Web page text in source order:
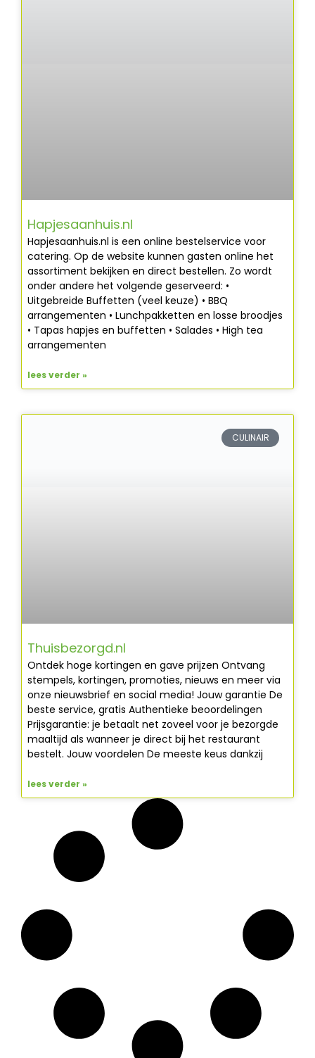
Hapjesaanhuis.nl
Hapjesaanhuis.nl is een online bestelservice voor
catering. Op de website kunnen gasten online het
assortiment bekijken en direct bestellen. Zo wordt
onder andere het volgende geserveerd: •
Uitgebreide Buffetten (veel keuze) • BBQ
arrangementen • Lunchpakketten en losse broodjes
• Tapas hapjes en buffetten • Salades • High tea
arrangementen
lees verder »
CULINAIR
Thuisbezorgd.nl
Ontdek hoge kortingen en gave prijzen Ontvang
stempels, kortingen, promoties, nieuws en meer via
onze nieuwsbrief en social media! Jouw garantie De
beste service, gratis Authentieke beoordelingen
Prijsgarantie: je betaalt net zoveel voor je bezorgde
maaltijd als wanneer je direct bij het restaurant
bestelt. Jouw voordelen De meeste keus dankzij
lees verder »